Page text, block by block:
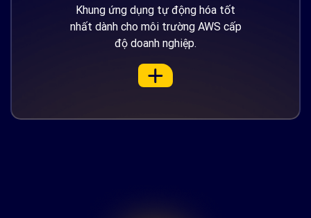
Khung ứng dụng tự động hóa tốt
nhất dành cho môi trường AWS cấp
độ doanh nghiệp.